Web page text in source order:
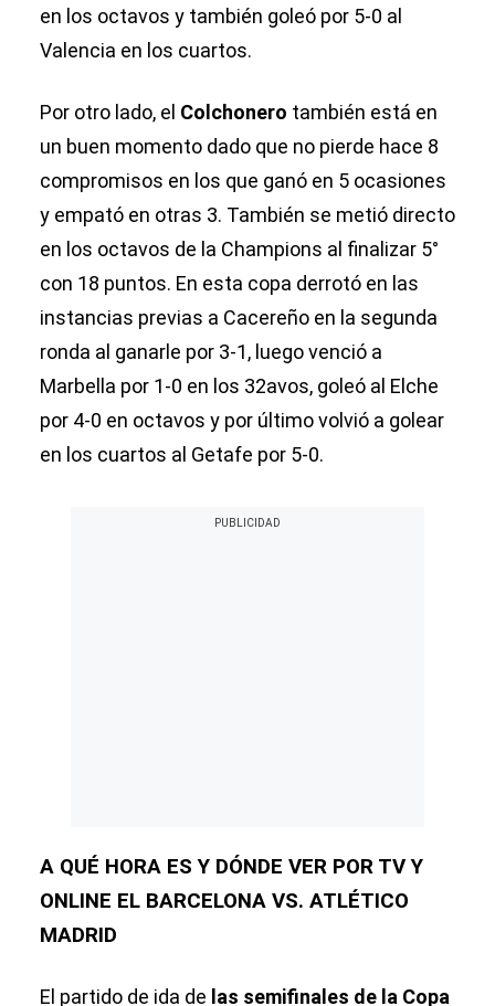
en los octavos y también goleó por 5-0 al
Valencia en los cuartos.
Por otro lado, el Colchonero también está en
un buen momento dado que no pierde hace 8
compromisos en los que ganó en 5 ocasiones
y empató en otras 3. También se metió directo
en los octavos de la Champions al finalizar 5°
con 18 puntos. En esta copa derrotó en las
instancias previas a Cacereño en la segunda
ronda al ganarle por 3-1, luego venció a
Marbella por 1-0 en los 32avos, goleó al Elche
por 4-0 en octavos y por último volvió a golear
en los cuartos al Getafe por 5-0.
A QUÉ HORA ES Y DÓNDE VER POR TV Y
ONLINE EL BARCELONA VS. ATLÉTICO
MADRID
El partido de ida de las semifinales de la Copa